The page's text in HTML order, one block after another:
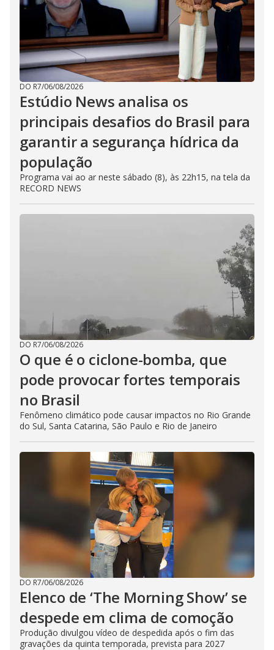
DO R7/06/08/2026
Estúdio News analisa os
principais desafios do Brasil para
garantir a segurança hídrica da
população
Programa vai ao ar neste sábado (8), às 22h15, na tela da
RECORD NEWS
DO R7/06/08/2026
O que é o ciclone-bomba, que
pode provocar fortes temporais
no Brasil
Fenômeno climático pode causar impactos no Rio Grande
do Sul, Santa Catarina, São Paulo e Rio de Janeiro
DO R7/06/08/2026
Elenco de ‘The Morning Show’ se
despede em clima de comoção
Produção divulgou vídeo de despedida após o fim das
gravações da quinta temporada, prevista para 2027